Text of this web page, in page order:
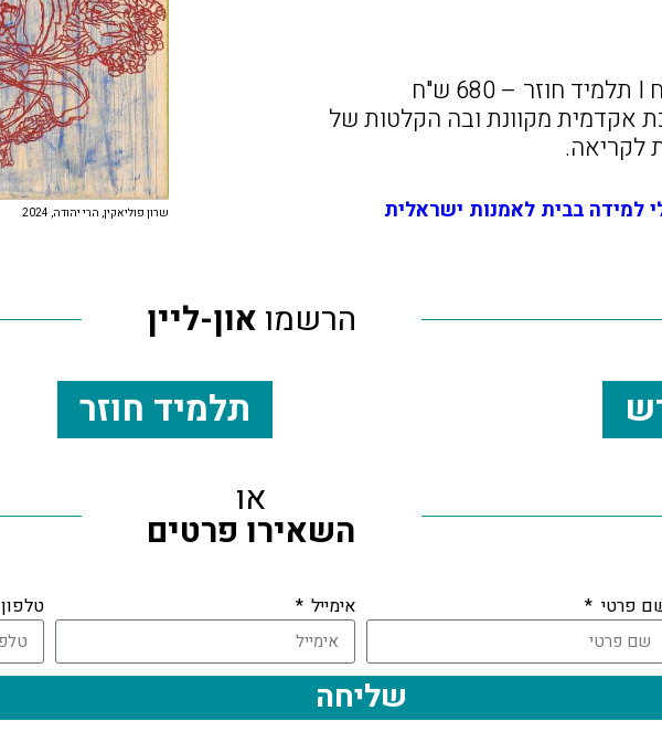
אקדמית מקוונת ובה הקלטות של
לקריאה.
שרון פוליאקין, הרי יהודה, 2024
הרשמו און-ליין
תלמיד חוזר
או
השאירו פרטים
פרטי אימייל טלפון
שליחה